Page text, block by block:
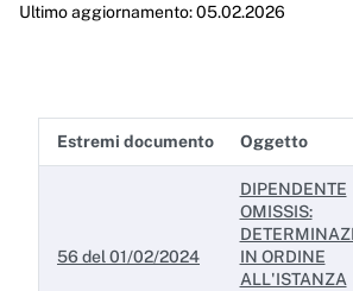
Provvedimenti organi indirizzo politico
Bandi di gara e contratti
Sovvenzioni, contributi, sussidi,
Bilanci
Ultimo aggiornamento: 05.02.2026
Estremi documento Oggetto
56 del 01/02/2024
DIPENDENTE
OMISSIS:
IN ORDINE
ALL'ISTANZA